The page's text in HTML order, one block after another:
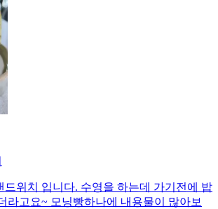
드위치 입니다. 수영을 하는데 가기전에 밥
라고요~ 모닝빵하나에 내용물이 많아보